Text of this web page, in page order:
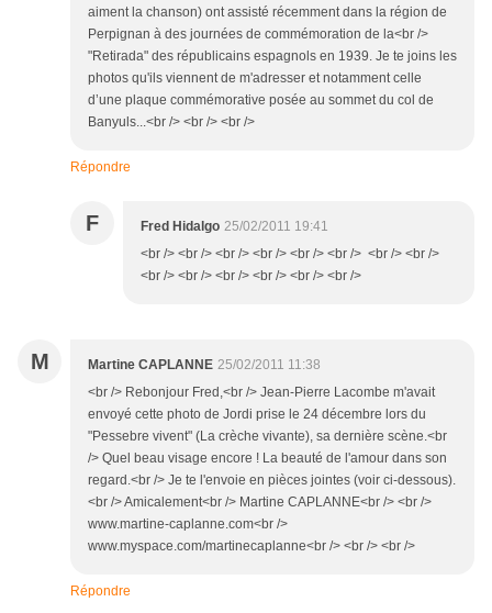
aiment la chanson) ont assisté récemment dans la région de
Perpignan à des journées de commémoration de la<br />
"Retirada" des républicains espagnols en 1939. Je te joins les
photos qu'ils viennent de m'adresser et notamment celle
d’une plaque commémorative posée au sommet du col de
Banyuls...<br /> <br /> <br />
Répondre
F Fred Hidalgo 25/02/2011 19:41
<br /> <br /> <br /> <br /> <br /> <br /> <br /> <br />
<br /> <br /> <br /> <br /> <br /> <br />
M Martine CAPLANNE 25/02/2011 11:38
<br /> Rebonjour Fred,<br /> Jean-Pierre Lacombe m'avait
envoyé cette photo de Jordi prise le 24 décembre lors du
"Pessebre vivent" (La crèche vivante), sa dernière scène.<br
/> Quel beau visage encore ! La beauté de l'amour dans son
regard.<br /> Je te l'envoie en pièces jointes (voir ci-dessous).
<br /> Amicalement<br /> Martine CAPLANNE<br /> <br />
www.martine-caplanne.com<br />
www.myspace.com/martinecaplanne<br /> <br /> <br />
Répondre